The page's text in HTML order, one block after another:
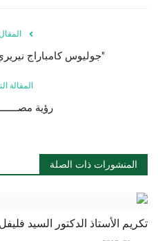
"جوليوس كامباراج
المقالة
رؤية
المنشورات ذات الصلة
تكريم الأستاذ الدكتور السيد